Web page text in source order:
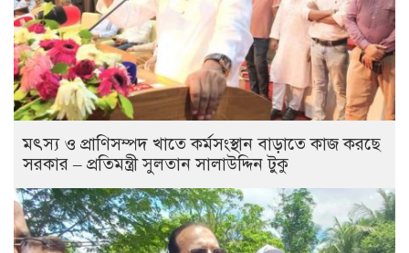
মৎস্য ও প্রাণিসম্পদ খাতে কর্মসংস্থান বাড়াতে কাজ করছে
সরকার – প্রতিমন্ত্রী সুলতান সালাউদ্দিন টুকু